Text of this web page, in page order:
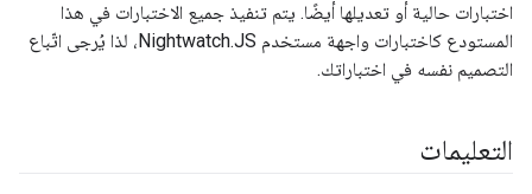
اختبارات حالية أو تعديلها أيضًا. يتم تنفيذ جميع الاختبارات في هذا
المستودع كاختبارات واجهة مستخدم Nightwatch.JS، لذا يُرجى اتّباع
التصميم نفسه في اختباراتك.
التعليمات